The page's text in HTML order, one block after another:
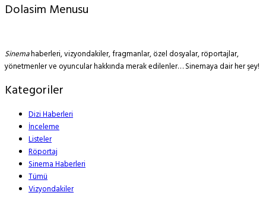
Dolasim Menusu
Sinemahaberleri, vizyondakiler, fragmanlar, özel dosyalar, röportajlar,
yönetmenler ve oyuncular hakkında merak edilenler… Sinemaya dair her şey!
Kategoriler
Dizi Haberleri
İnceleme
Listeler
Röportaj
Sinema Haberleri
Tümü
Vizyondakiler